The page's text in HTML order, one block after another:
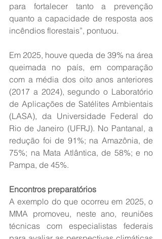
para fortalecer tanto a prevenção
quanto a capacidade de resposta aos
incêndios florestais”, pontuou.
Em 2025, houve queda de 39% na área
queimada no país, em comparação
com a média dos oito anos anteriores
(2017 a 2024), segundo o Laboratório
de Aplicações de Satélites Ambientais
(LASA), da Universidade Federal do
Rio de Janeiro (UFRJ). No Pantanal, a
redução foi de 91%; na Amazônia, de
75%; na Mata Atlântica, de 58%; e no
Pampa, de 45%.
Encontros preparatórios
A exemplo do que ocorreu em 2025, o
MMA promoveu, neste ano, reuniões
técnicas com especialistas federais